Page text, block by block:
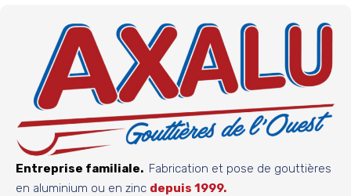
Entreprise familiale. Fabrication et pose de gouttières
en aluminium ou en zinc depuis 1999.